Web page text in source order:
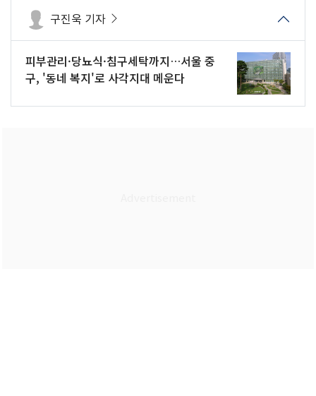
구진욱 기자
피부관리·당뇨식·침구세탁까지…서울 중
구, '동네 복지'로 사각지대 메운다